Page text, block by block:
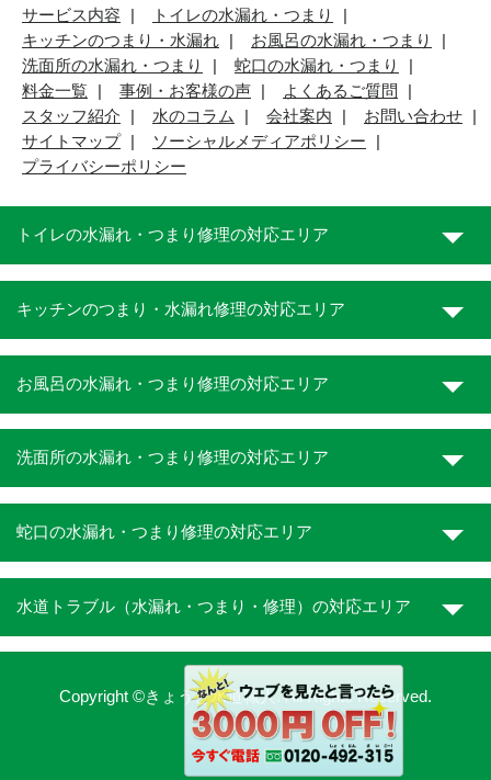
サービス内容
トイレの水漏れ・つまり
キッチンのつまり・水漏れ
お風呂の水漏れ・つまり
洗面所の水漏れ・つまり
蛇口の水漏れ・つまり
料金一覧
事例・お客様の声
よくあるご質問
スタッフ紹介
水のコラム 会社案内
お問い合わせ
サイトマップ
ソーシャルメディアポリシー
プライバシーポリシー
トイレの水漏れ・つまり修理の対応エリア
キッチンのつまり・水漏れ修理の対応エリア
お風呂の水漏れ・つまり修理の対応エリア
洗面所の水漏れ・つまり修理の対応エリア
蛇口の水漏れ・つまり修理の対応エリア
水道トラブル（水漏れ・つまり・修理）の対応エリア
Copyright ©きょうと水道職人. All Rights Reserved.